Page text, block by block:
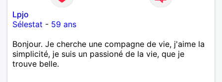
Lpjo
Sélestat - 59 ans
Bonjour. Je cherche une compagne de vie, j'aime la
simplicité, je suis un passioné de la vie, que je
trouve belle.